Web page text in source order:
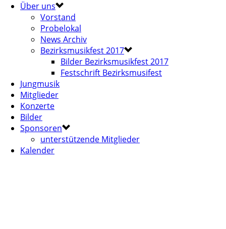
Über uns
Vorstand
Probelokal
News Archiv
Bezirksmusikfest 2017
Bilder Bezirksmusikfest 2017
Festschrift Bezirksmusifest
Jungmusik
Mitglieder
Konzerte
Bilder
Sponsoren
unterstützende Mitglieder
Kalender